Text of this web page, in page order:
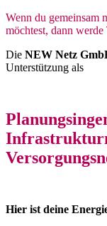
Wenn du gemeinsam
möchtest, dann werde
Die NEW Netz
Unterstützung als
Hier ist deine